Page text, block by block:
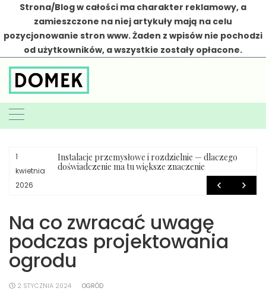
Strona/Blog w całości ma charakter reklamowy, a
zamieszczone na niej artykuły mają na celu
pozycjonowanie stron www. Żaden z wpisów nie pochodzi
od użytkowników, a wszystkie zostały opłacone.
content
1
kwietnia
2026
Instalacje przemysłowe i rozdzielnie — dlaczego
doświadczenie ma tu większe znaczenie
Na co zwracać uwagę
podczas projektowania
ogrodu
2 STYCZNIA 2024 OGRÓD